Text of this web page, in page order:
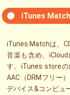
iTunes
iTunes Matchは、
音楽も含め、
す。iTunes store
AAC（DRMフリー
デバイス&コンピュ